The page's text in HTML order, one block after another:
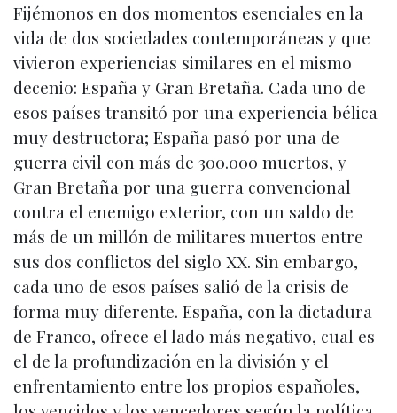
Fijémonos en dos momentos esenciales en la
vida de dos sociedades contemporáneas y que
vivieron experiencias similares en el mismo
decenio: España y Gran Bretaña. Cada uno de
esos países transitó por una experiencia bélica
muy destructora; España pasó por una de
guerra civil con más de 300.000 muertos, y
Gran Bretaña por una guerra convencional
contra el enemigo exterior, con un saldo de
más de un millón de militares muertos entre
sus dos conflictos del siglo XX. Sin embargo,
cada uno de esos países salió de la crisis de
forma muy diferente. España, con la dictadura
de Franco, ofrece el lado más negativo, cual es
el de la profundización en la división y el
enfrentamiento entre los propios españoles,